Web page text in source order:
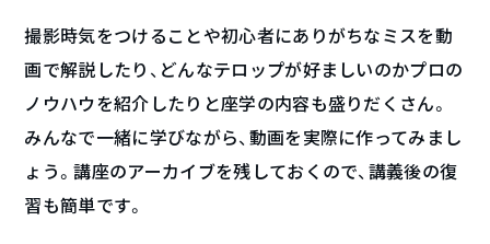
撮影時気をつけることや初心者にありがちなミスを動
画で解説したり、どんなテロップが好ましいのかプロの
ノウハウを紹介したりと座学の内容も盛りだくさん。
みんなで一緒に学びながら、動画を実際に作ってみまし
ょう。講座のアーカイブを残しておくので、講義後の復
習も簡単です。